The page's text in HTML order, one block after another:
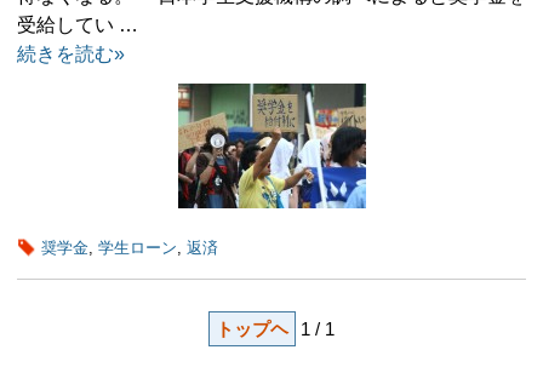
受給してい …
続きを読む»
奨学金, 学生ローン, 返済
トップヘ 1 / 1